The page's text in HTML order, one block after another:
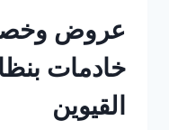
عروض
خادمات
القيوين